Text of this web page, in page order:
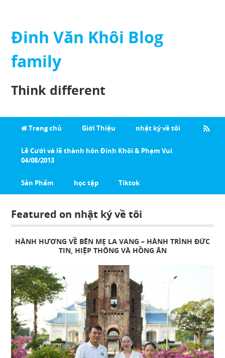
Đinh Văn Khôi Blog
family
Think different
Trang chủ Giới Thiệu nhật ký về tôi
Lễ Cưới và lễ thành hôn Đinh Khôi & Phạm Vui
04/08/2013
Sản Phẩm học tập Tiktok
Featured on nhật ký về tôi
HÀNH HƯƠNG VỀ BÊN MẸ LA VANG – HÀNH TRÌNH ĐỨC
TIN, HIỆP THÔNG VÀ HỒNG ÂN